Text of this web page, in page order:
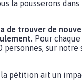
la pousserons dans
de trouver de
Pour
personnes, sur notre
pétition ait un